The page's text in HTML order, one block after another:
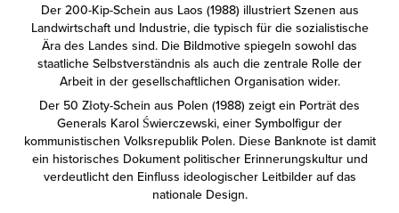
Der 200-Kip-Schein aus Laos (1988) illustriert Szenen aus
Landwirtschaft und Industrie, die typisch für die sozialistische
Ära des Landes sind. Die Bildmotive spiegeln sowohl das
staatliche Selbstverständnis als auch die zentrale Rolle der
Arbeit in der gesellschaftlichen Organisation wider.
Der 50 Złoty-Schein aus Polen (1988) zeigt ein Porträt des
Generals Karol Świerczewski, einer Symbolfigur der
kommunistischen Volksrepublik Polen. Diese Banknote ist damit
ein historisches Dokument politischer Erinnerungskultur und
verdeutlicht den Einfluss ideologischer Leitbilder auf das
nationale Design.